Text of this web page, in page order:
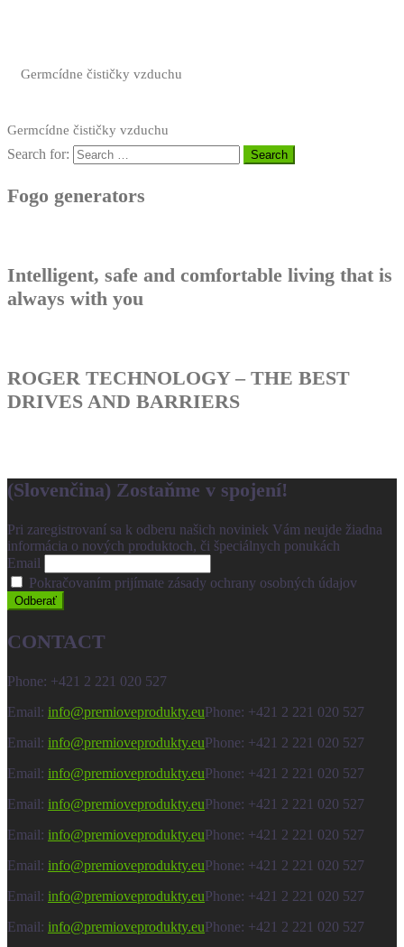
Germcídne čističky vzduchu
Germcídne čističky vzduchu
Search for:
Fogo generators
Intelligent, safe and comfortable living that is
always with you
ROGER TECHNOLOGY – THE BEST
DRIVES AND BARRIERS
(Slovenčina) Zostaňme v spojení!
Pri zaregistrovaní sa k odberu našich noviniek Vám neujde žiadna
informácia o nových produktoch, či špeciálnych ponukách
Email
Pokračovaním prijímate zásady ochrany osobných údajov
CONTACT
Phone: +421 2 221 020 527
Email: info@premioveprodukty.euPhone: +421 2 221 020 527
Email: info@premioveprodukty.euPhone: +421 2 221 020 527
Email: info@premioveprodukty.euPhone: +421 2 221 020 527
Email: info@premioveprodukty.euPhone: +421 2 221 020 527
Email: info@premioveprodukty.euPhone: +421 2 221 020 527
Email: info@premioveprodukty.euPhone: +421 2 221 020 527
Email: info@premioveprodukty.euPhone: +421 2 221 020 527
Email: info@premioveprodukty.euPhone: +421 2 221 020 527